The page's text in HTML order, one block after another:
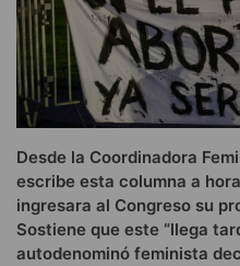
Desde la Coordinadora
escribe esta columna a
ingresara al Congreso su
Sostiene que este “llega
autodenominó feminista